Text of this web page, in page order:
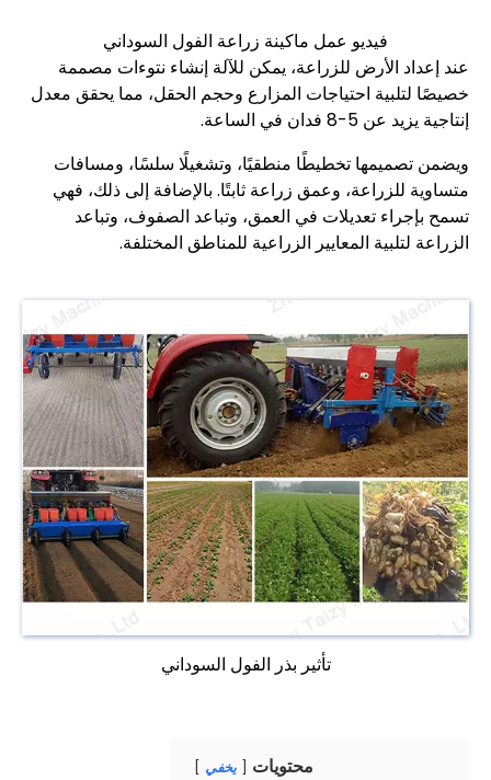
فيديو عمل ماكينة زراعة الفول السوداني
عند إعداد الأرض للزراعة، يمكن للآلة إنشاء نتوءات مصممة
خصيصًا لتلبية احتياجات المزارع وحجم الحقل، مما يحقق معدل
إنتاجية يزيد عن 5-8 فدان في الساعة.
ويضمن تصميمها تخطيطًا منطقيًا، وتشغيلًا سلسًا، ومسافات
متساوية للزراعة، وعمق زراعة ثابتًا. بالإضافة إلى ذلك، فهي
تسمح بإجراء تعديلات في العمق، وتباعد الصفوف، وتباعد
الزراعة لتلبية المعايير الزراعية للمناطق المختلفة.
تأثير بذر الفول السوداني
محتويات يخفي